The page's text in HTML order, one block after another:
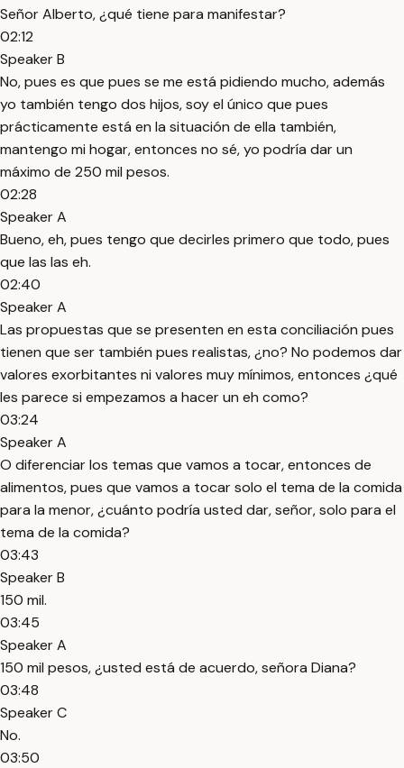
Señor Alberto, ¿qué tiene para manifestar?
02:12
Speaker B
No, pues es que pues se me está pidiendo mucho, además
yo también tengo dos hijos, soy el único que pues
prácticamente está en la situación de ella también,
mantengo mi hogar, entonces no sé, yo podría dar un
máximo de 250 mil pesos.
02:28
Speaker A
Bueno, eh, pues tengo que decirles primero que todo, pues
que las las eh.
02:40
Speaker A
Las propuestas que se presenten en esta conciliación pues
tienen que ser también pues realistas, ¿no? No podemos dar
valores exorbitantes ni valores muy mínimos, entonces ¿qué
les parece si empezamos a hacer un eh como?
03:24
Speaker A
O diferenciar los temas que vamos a tocar, entonces de
alimentos, pues que vamos a tocar solo el tema de la comida
para la menor, ¿cuánto podría usted dar, señor, solo para el
tema de la comida?
03:43
Speaker B
150 mil.
03:45
Speaker A
150 mil pesos, ¿usted está de acuerdo, señora Diana?
03:48
Speaker C
No.
03:50